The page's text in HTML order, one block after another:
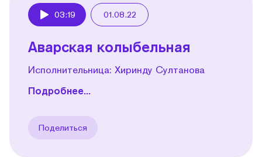
03:19 01.08.22
Аварская колыбельная
Исполнительница: Хиринду Султанова
Подробнее...
Поделиться